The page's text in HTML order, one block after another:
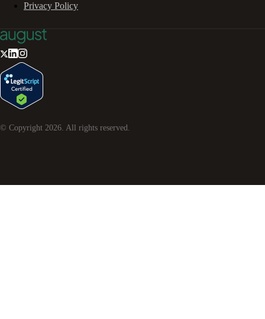
Privacy Policy
© Copyright 2026. All rights reserved.